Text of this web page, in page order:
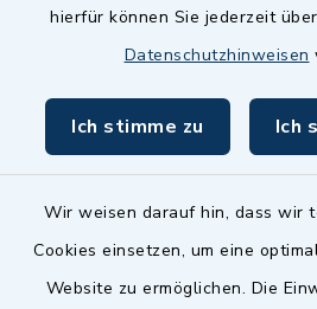
hierfür können Sie jederzeit
Datenschutzhinweisen
Ich stimme zu Ich
Wir weisen darauf hin, dass wir
Cookies einsetzen, um eine
Website zu ermöglichen. Die
Dillenberggruppe
inixmedia GmbH